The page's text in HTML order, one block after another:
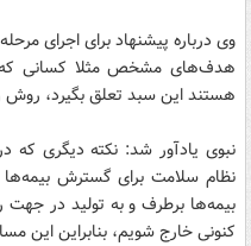
وی درباره پیشنهاد برای اجرای
هدف‌های مشخص مثلا کسانی
هستند این سبد تعلق بگیرد، روش
نبوی یادآور شد: نکته دیگری که
نظام سلامت برای گسترش
بیمه‌ها برطرف و به تولید در جهت
کنونی خارج شویم، بنابراین این